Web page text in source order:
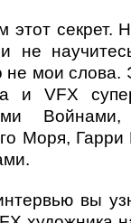
секрет.
не
не мои слова.
и VFX
Моря, Гарри
вы